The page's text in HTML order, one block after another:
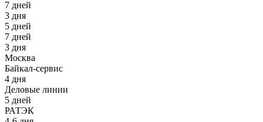
7 дней
3 дня
5 дней
7 дней
3 дня
Москва
Байкал-сервис
4 дня
Деловые линии
5 дней
РАТЭК